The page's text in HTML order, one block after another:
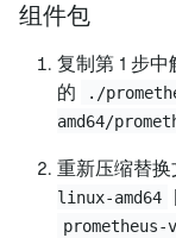
组件包
复制第 1 步
的
./
amd64/
重新压缩替换
linux-amd64